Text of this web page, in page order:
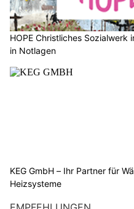
23.07.26
In der Nacht auf Donnerstag
Apotheke ein.